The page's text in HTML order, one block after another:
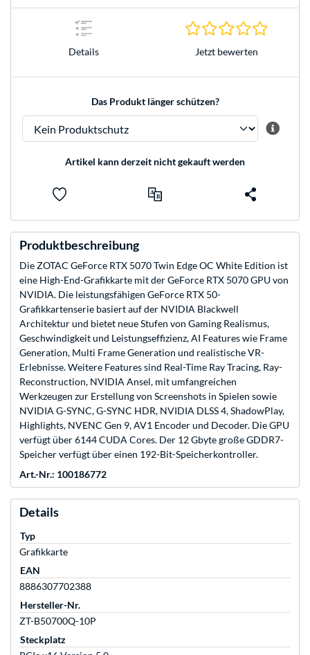
Details Jetzt bewerten
Das Produkt länger schützen?
Artikel kann derzeit nicht gekauft werden
Produktbeschreibung
Die ZOTAC GeForce RTX 5070 Twin Edge OC White Edition ist
eine High-End-Grafikkarte mit der GeForce RTX 5070 GPU von
NVIDIA. Die leistungsfähigen GeForce RTX 50-
Grafikkartenserie basiert auf der NVIDIA Blackwell
Architektur und bietet neue Stufen von Gaming Realismus,
Geschwindigkeit und Leistungseffizienz, AI Features wie Frame
Generation, Multi Frame Generation und realistische VR-
Erlebnisse. Weitere Features sind Real-Time Ray Tracing, Ray-
Reconstruction, NVIDIA Ansel, mit umfangreichen
Werkzeugen zur Erstellung von Screenshots in Spielen sowie
NVIDIA G-SYNC, G-SYNC HDR, NVIDIA DLSS 4, ShadowPlay,
Highlights, NVENC Gen 9, AV1 Encoder und Decoder. Die GPU
verfügt über 6144 CUDA Cores. Der 12 Gbyte große GDDR7-
Speicher verfügt über einen 192-Bit-Speicherkontroller.
Art.-Nr.: 100186772
Details
Typ
Grafikkarte
EAN
8886307702388
Hersteller-Nr.
ZT-B50700Q-10P
Steckplatz